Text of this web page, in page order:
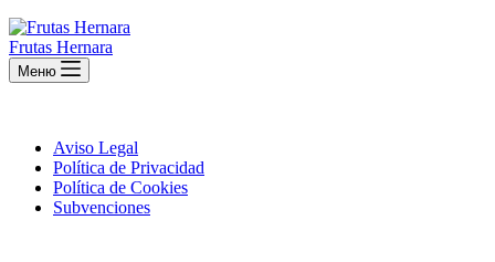
Frutas Hernara
Меню
Aviso Legal
Política de Privacidad
Política de Cookies
Subvenciones